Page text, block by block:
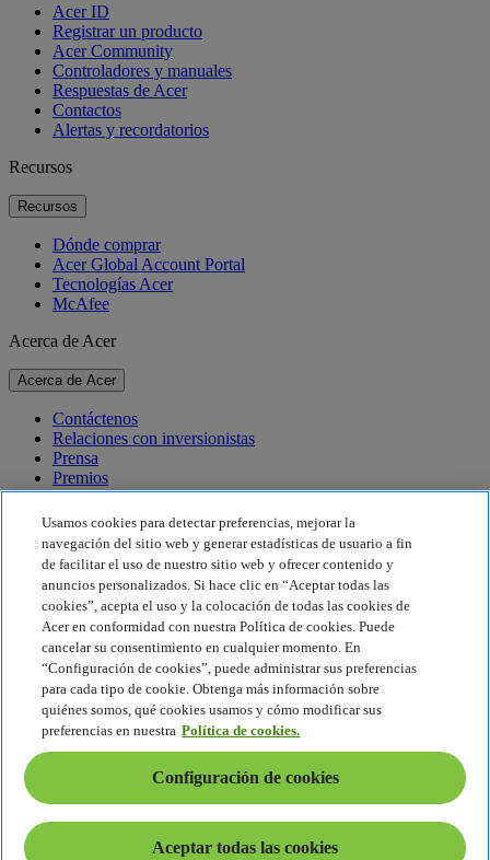
Acer ID
Registrar un producto
Acer Community
Controladores y manuales
Respuestas de Acer
Contactos
Alertas y recordatorios
Recursos
Recursos
Dónde comprar
Acer Global Account Portal
Tecnologías Acer
McAfee
Acerca de Acer
Acerca de Acer
Contáctenos
Relaciones con inversionistas
Prensa
Premios
Eventos
Sostenibilidad
Sostenibilidad
Responsabilidad social corporativa
Huella de carbono del producto
Proyecto Humanity
Earthion
Política de privacidad
Política de cookies
Aviso legal
Información legal adicional
Política de accesibilidad
Configuración de cookies
América Latina - Español
Usamos cookies para detectar preferencias, mejorar la
navegación del sitio web y generar estadísticas de usuario a fin
de facilitar el uso de nuestro sitio web y ofrecer contenido y
anuncios personalizados. Si hace clic en “Aceptar todas las
cookies”, acepta el uso y la colocación de todas las cookies de
Acer en conformidad con nuestra Política de cookies. Puede
cancelar su consentimiento en cualquier momento. En
“Configuración de cookies”, puede administrar sus preferencias
para cada tipo de cookie. Obtenga más información sobre
quiénes somos, qué cookies usamos y cómo modificar sus
preferencias en nuestra Política de cookies.
Configuración de cookies
Aceptar todas las cookies